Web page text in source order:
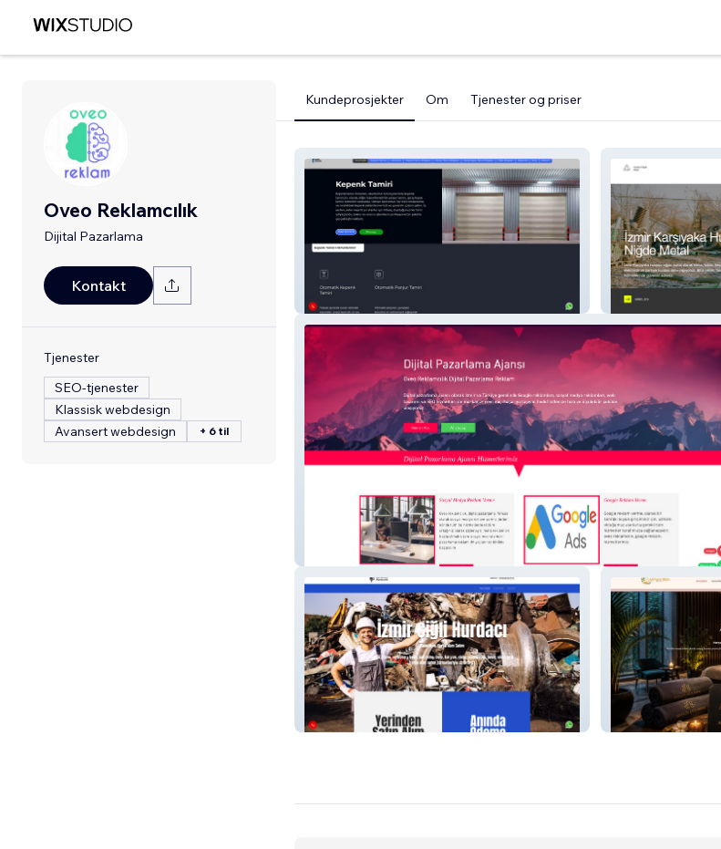
Oveo Reklamcılık
Dijital Pazarlama
Kontakt
Tjenester
SEO-tjenester
Klassisk webdesign
Avansert webdesign
+ 6 til
Kundeprosjekter Om Tjenester og priser
Kepenk Tamircim Hurdacı Niğde
Oveo Reklamcılık
Karadiken Hurdacılık Antalya Rota